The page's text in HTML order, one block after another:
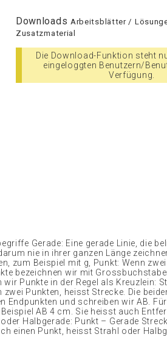
Downloads Arbeitsblätter /
Zusatzmaterial
Die Download-Funktion steht
eingeloggten Benutzern/
Verfügung.
Gerade: Eine gerade Linie, die
nie in ihrer ganzen Länge
zum Beispiel mit g, Punkt: Wenn
bezeichnen wir mit
Punkte in der Regel als Kreuzlein:
Punkten, heisst Strecke. Die
Endpunkten und schreiben wir AB.
AB 4 cm. Sie heisst auch
Halbgerade: Punkt – Gerade
einen Punkt, heisst Strahl oder